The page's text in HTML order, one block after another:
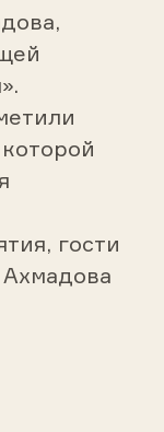
гости